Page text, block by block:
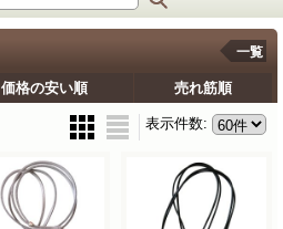
一覧
価格の安い順 売れ筋順
表示件数: